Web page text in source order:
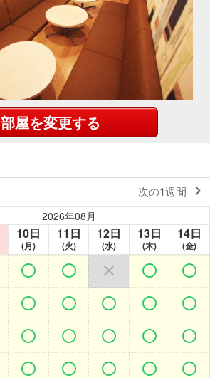
部屋を変更する
次の1週間 
2026年08月
10日
(月)
11日
(火)
12日
(水)
13日
(木)
14日
(金)
    
    
    
    